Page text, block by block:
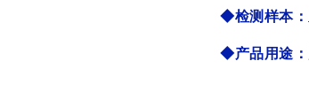
◆检测样本：
◆产品用途：